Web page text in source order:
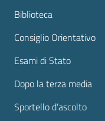
Biblioteca
Consiglio Orientativo
Esami di Stato
Dopo la terza media
Sportello d’ascolto